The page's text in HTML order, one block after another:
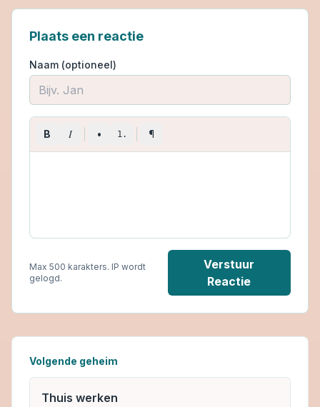
Plaats een reactie
Naam (optioneel)
B I • 1. ¶
Max 500 karakters. IP wordt
gelogd.
Verstuur
Reactie
Volgende geheim
Thuis werken